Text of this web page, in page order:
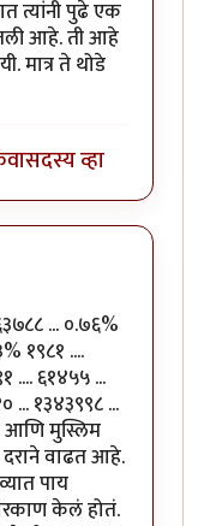
त्यांनी पुढे एक
आहे. ती आहे
मात्र ते थोडे
सदस्य व्हा
... ०.७६%
१९८१ ....
.... ६१४५५ ...
... १३४३९९८ ...
आणि मुस्लिम
वाढत आहे.
पाय
केलं होतं.